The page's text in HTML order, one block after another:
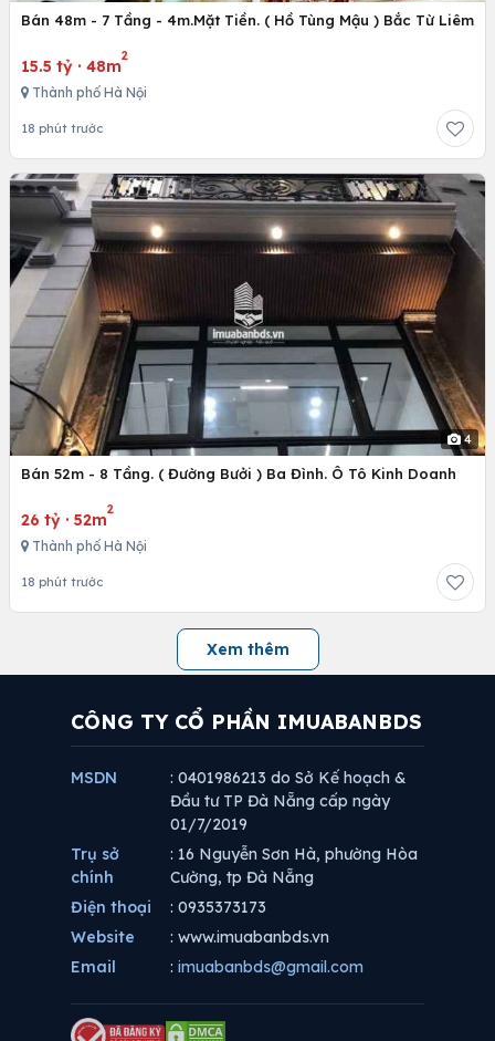
Bán 48m - 7 Tầng - 4m.Mặt Tiền. ( Hồ Tùng Mậu ) Bắc Từ Liêm
15.5 tỷ · 48m
2
Thành phố Hà Nội
18 phút trước
4
Bán 52m - 8 Tầng. ( Đường Bưởi ) Ba Đình. Ô Tô Kinh Doanh
26 tỷ · 52m
2
Thành phố Hà Nội
18 phút trước
Xem thêm
CÔNG TY CỔ PHẦN IMUABANBDS
MSDN
: 0401986213 do Sở Kế hoạch &
Đầu tư TP Đà Nẵng cấp ngày
01/7/2019
Trụ sở
chính
: 16 Nguyễn Sơn Hà, phường Hòa
Cường, tp Đà Nẵng
Điện thoại
: 0935373173
Website
: www.imuabanbds.vn
Email
: imuabanbds@gmail.com